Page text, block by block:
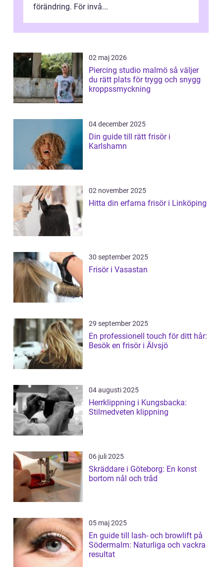
förändring. För invå...
02 maj 2026
Piercing studio malmö så väljer
du rätt plats för trygg och snygg
kroppssmyckning
04 december 2025
Din guide till rätt frisör i
Karlshamn
02 november 2025
Hitta din erfarna frisör i Linköping
30 september 2025
Frisör i Vasastan
29 september 2025
En professionell touch för ditt hår:
Besök en frisör i Älvsjö
04 augusti 2025
Herrklippning i Kungsbacka:
Stilmedveten klippning
06 juli 2025
Skräddare i Göteborg: En konst
bortom nål och tråd
05 maj 2025
En guide till lash- och browlift på
Södermalm: Naturliga och vackra
resultat